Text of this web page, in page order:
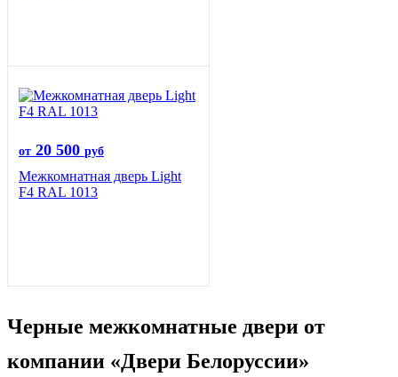
от 20 500 руб
Межкомнатная дверь Light
F4 RAL 1013
Черные межкомнатные двери от
компании «Двери Белоруссии»